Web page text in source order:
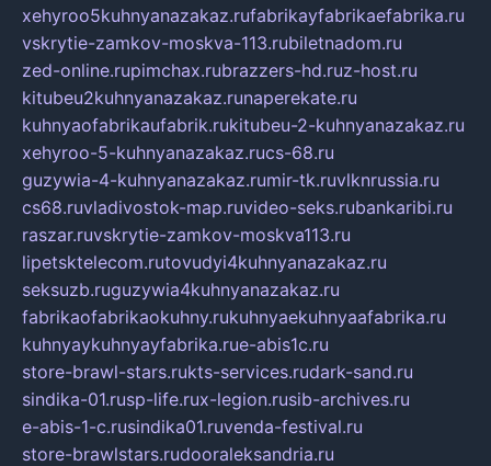
xehyroo5kuhnyanazakaz.rufabrikayfabrikaefabrika.ru
vskrytie-zamkov-moskva-113.rubiletnadom.ru
zed-online.rupimchax.rubrazzers-hd.ruz-host.ru
kitubeu2kuhnyanazakaz.runaperekate.ru
kuhnyaofabrikaufabrik.rukitubeu-2-kuhnyanazakaz.ru
xehyroo-5-kuhnyanazakaz.rucs-68.ru
guzywia-4-kuhnyanazakaz.rumir-tk.ruvlknrussia.ru
cs68.ruvladivostok-map.ruvideo-seks.rubankaribi.ru
raszar.ruvskrytie-zamkov-moskva113.ru
lipetsktelecom.rutovudyi4kuhnyanazakaz.ru
seksuzb.ruguzywia4kuhnyanazakaz.ru
fabrikaofabrikaokuhny.rukuhnyaekuhnyaafabrika.ru
kuhnyaykuhnyayfabrika.rue-abis1c.ru
store-brawl-stars.rukts-services.rudark-sand.ru
sindika-01.rusp-life.rux-legion.rusib-archives.ru
e-abis-1-c.rusindika01.ruvenda-festival.ru
store-brawlstars.rudooraleksandria.ru